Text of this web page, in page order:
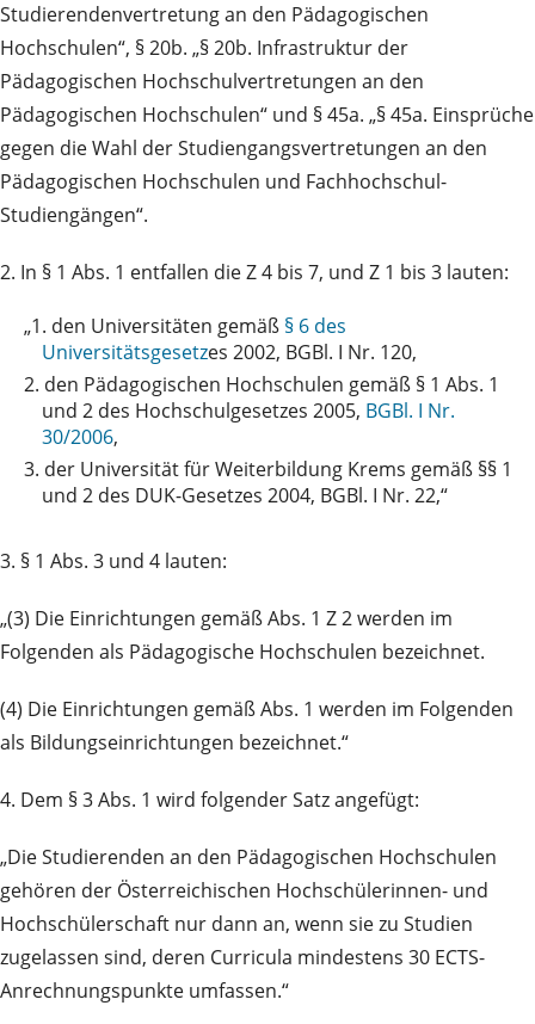
Studierendenvertretung an den Pädagogischen
Hochschulen“, § 20b. „§ 20b. Infrastruktur der
Pädagogischen Hochschulvertretungen an den
Pädagogischen Hochschulen“ und § 45a. „§ 45a. Einsprüche
gegen die Wahl der Studiengangsvertretungen an den
Pädagogischen Hochschulen und Fachhochschul-
Studiengängen“.
2. In § 1 Abs. 1 entfallen die Z 4 bis 7, und Z 1 bis 3 lauten:
„1. den Universitäten gemäß § 6 des
Universitätsgesetzes 2002, BGBl. I Nr. 120,
2. den Pädagogischen Hochschulen gemäß § 1 Abs. 1
und 2 des Hochschulgesetzes 2005, BGBl. I Nr.
30/2006,
3. der Universität für Weiterbildung Krems gemäß §§ 1
und 2 des DUK-Gesetzes 2004, BGBl. I Nr. 22,“
3. § 1 Abs. 3 und 4 lauten:
„(3) Die Einrichtungen gemäß Abs. 1 Z 2 werden im
Folgenden als Pädagogische Hochschulen bezeichnet.
(4) Die Einrichtungen gemäß Abs. 1 werden im Folgenden
als Bildungseinrichtungen bezeichnet.“
4. Dem § 3 Abs. 1 wird folgender Satz angefügt:
„Die Studierenden an den Pädagogischen Hochschulen
gehören der Österreichischen Hochschülerinnen- und
Hochschülerschaft nur dann an, wenn sie zu Studien
zugelassen sind, deren Curricula mindestens 30 ECTS-
Anrechnungspunkte umfassen.“